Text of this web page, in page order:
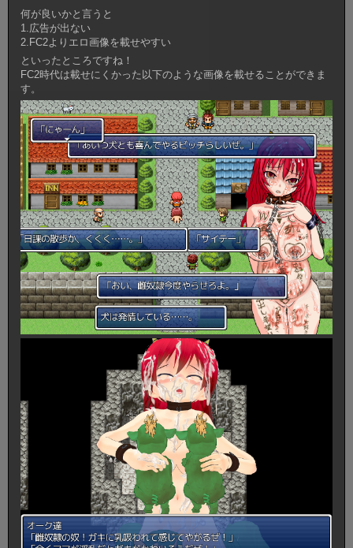
何が良いかと言うと
1.広告が出ない
2.FC2よりエロ画像を載せやすい
といったところですね！
FC2時代は載せにくかった以下のような画像を載せることができま
す。